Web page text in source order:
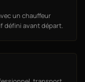
un chauffeur
défini avant départ.